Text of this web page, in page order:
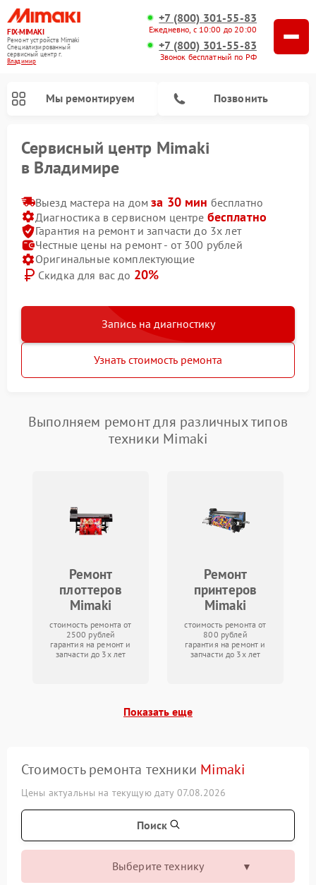
FIX-MIMAKI
Ремонт устройств Mimaki
Специализированный
cервисный центр г.
Владимир
+7 (800) 301-55-83
Ежедневно, с 10:00 до 20:00
+7 (800) 301-55-83
Звонок бесплатный по РФ
Мы ремонтируем Позвонить
Сервисный центр Mimaki
в Владимире
Выезд мастера на домза 30 мин бесплатно
Диагностика в сервисном центре бесплатно
Гарантия на ремонт и запчасти до 3х лет
Честные цены на ремонт - от 300 рублей
Оригинальные комплектующие
Скидка для вас до 20%
Запись на диагностику
Узнать стоимость ремонта
Выполняем ремонт для различных типов
техники Mimaki
Ремонт
плоттеров
Mimaki
стоимость ремонта от
2500 рублей
гарантия на ремонт и
запчасти до 3х лет
Ремонт
принтеров
Mimaki
стоимость ремонта от
800 рублей
гарантия на ремонт и
запчасти до 3х лет
Показать еще
Стоимость ремонта техники Mimaki
Цены актуальны на текущую дату 07.08.2026
Поиск
Выберите технику